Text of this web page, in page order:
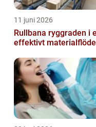
11 juni 2026
Rullbana ryggraden i ett
effektivt materialflöde